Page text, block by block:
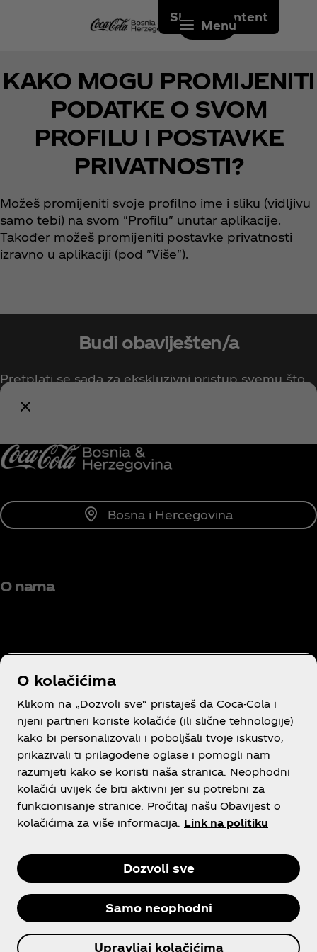
Skip to content
Menu
KAKO MOGU PROMIJENITI
PODATKE O SVOM
PROFILU I POSTAVKE
PRIVATNOSTI?
Možeš promijeniti svoje profilno ime i sliku (vidljivu
samo tebi) na svom "Profilu" unutar aplikacije.
Također možeš promijeniti postavke privatnosti
izravno u aplikaciji (pod "Više").
Budi obaviješten/a
Pretplati se sada za ekskluzivni pristup svemu što
se tiče Coca-Cole!
Bosna i Hercegovina
O nama
Trebaš pomoć?
Pravni tekst
© 2026 The Coca‑Cola Company,Sva prava
O kolačićima
Klikom na „Dozvoli sve“ pristaješ da Coca-Cola i
njeni partneri koriste kolačiće (ili slične tehnologije)
kako bi personalizovali i poboljšali tvoje iskustvo,
prikazivali ti prilagođene oglase i pomogli nam
razumjeti kako se koristi naša stranica. Neophodni
kolačići uvijek će biti aktivni jer su potrebni za
funkcionisanje stranice. Pročitaj našu Obavijest o
kolačićima za više informacija. Link na politiku
Dozvoli sve
Samo neophodni
Upravljaj kolačićima